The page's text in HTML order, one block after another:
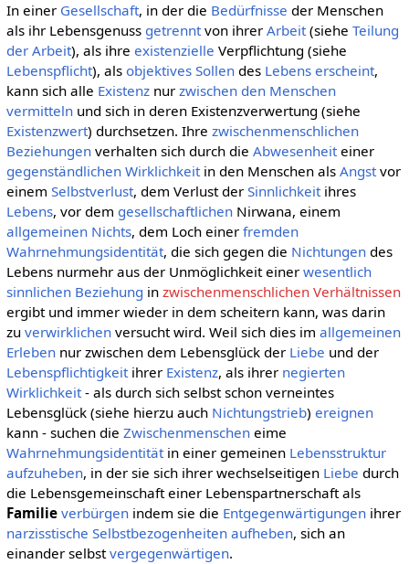
In einer Gesellschaft, in der die Bedürfnisse der Menschen
als ihr Lebensgenuss getrenntvon ihrer Arbeit(siehe Teilung
der Arbeit), als ihre existenzielle Verpflichtung (siehe
Lebenspflicht), als objektives Sollendes Lebens erscheint,
kann sich alle Existenznur zwischen den Menschen
vermittelnund sich in deren Existenzverwertung (siehe
Existenzwert) durchsetzen. Ihre zwischenmenschlichen
Beziehungenverhalten sich durch die Abwesenheiteiner
gegenständlichen Wirklichkeitin den Menschen als Angstvor
einem Selbstverlust, dem Verlust der Sinnlichkeitihres
Lebens, vor dem gesellschaftlichenNirwana, einem
allgemeinen Nichts, dem Loch einer fremden
Wahrnehmungsidentität, die sich gegen die Nichtungendes
Lebens nurmehr aus der Unmöglichkeit einer wesentlich
sinnlichen Beziehung in zwischenmenschlichen Verhältnissen
ergibt und immer wieder in dem scheitern kann, was darin
zu verwirklichenversucht wird. Weil sich dies im allgemeinen
Erlebennur zwischen dem Lebensglück der Liebe und der
Lebenspflichtigkeitihrer Existenz, als ihrer negierten
Wirklichkeit- als durch sich selbst schon verneintes
Lebensglück (siehe hierzu auch Nichtungstrieb) ereignen
kann - suchen die Zwischenmenscheneime
Wahrnehmungsidentitätin einer gemeinen Lebensstruktur
aufzuheben, in der sie sich ihrer wechselseitigen Liebe durch
die Lebensgemeinschaft einer Lebenspartnerschaft als
Familie verbürgenindem sie die Entgegenwärtigungenihrer
narzisstische Selbstbezogenheiten aufheben, sich an
einander selbstvergegenwärtigen.